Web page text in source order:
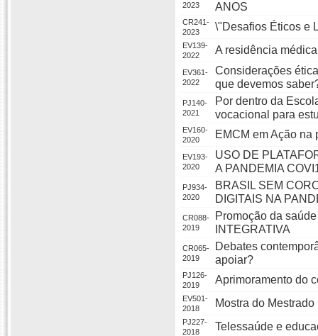
2023
ANOS
CR241-
2023
\"Desafios Éticos e
EV139-
2022
A residência
EV361-
2022
Considerações
que devemos
PJ140-
2021
Por dentro da
vocacional para
EV160-
2020
EMCM em Ação
EV193-
2020
USO DE
A PANDEMIA
PJ934-
2020
BRASIL SEM
DIGITAIS NA
CR088-
2019
Promoção da
INTEGRATIVA
CR065-
2019
Debates
apoiar?
PJ126-
2019
Aprimoramento do
EV501-
2018
Mostra do
PJ227-
2018
Telessaúde e